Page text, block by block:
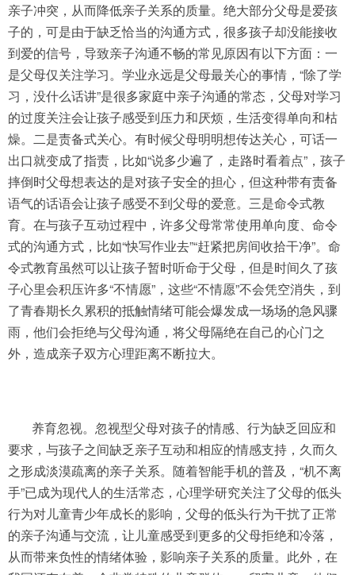
亲子冲突，从而降低亲子关系的质量。绝大部分父母是爱孩
子的，可是由于缺乏恰当的沟通方式，很多孩子却没能接收
到爱的信号，导致亲子沟通不畅的常见原因有以下方面：一
是父母仅关注学习。学业永远是父母最关心的事情，“除了学
习，没什么话讲”是很多家庭中亲子沟通的常态，父母对学习
的过度关注会让孩子感受到压力和厌烦，生活变得单向和枯
燥。二是责备式关心。有时候父母明明想传达关心，可话一
出口就变成了指责，比如“说多少遍了，走路时看着点”，孩子
摔倒时父母想表达的是对孩子安全的担心，但这种带有责备
语气的话语会让孩子感受不到父母的爱意。三是命令式教
育。在与孩子互动过程中，许多父母常常使用单向度、命令
式的沟通方式，比如“快写作业去”“赶紧把房间收拾干净”。命
令式教育虽然可以让孩子暂时听命于父母，但是时间久了孩
子心里会积压许多“不情愿”，这些“不情愿”不会凭空消失，到
了青春期长久累积的抵触情绪可能会爆发成一场场的急风骤
雨，他们会拒绝与父母沟通，将父母隔绝在自己的心门之
外，造成亲子双方心理距离不断拉大。
养育忽视。忽视型父母对孩子的情感、行为缺乏回应和
要求，与孩子之间缺乏亲子互动和相应的情感支持，久而久
之形成淡漠疏离的亲子关系。随着智能手机的普及，“机不离
手”已成为现代人的生活常态，心理学研究关注了父母的低头
行为对儿童青少年成长的影响，父母的低头行为干扰了正常
的亲子沟通与交流，让儿童感受到更多的父母拒绝和冷落，
从而带来负性的情绪体验，影响亲子关系的质量。此外，在